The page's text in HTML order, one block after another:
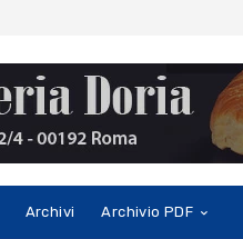
Archivi Archivio PDF